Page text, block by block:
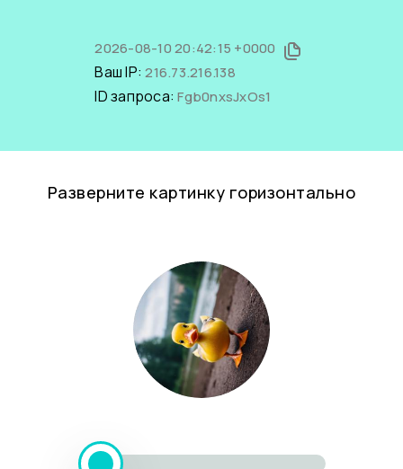
2026-08-10 20:42:15 +0000
Ваш IP:216.73.216.138
ID запроса:Fgb0nxsJxOs1
Разверните картинку горизонтально